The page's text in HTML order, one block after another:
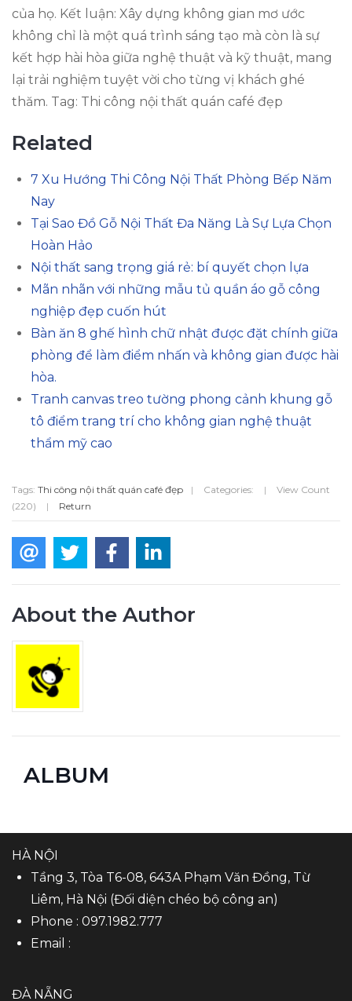
của họ. Kết luận: Xây dựng không gian mơ ước
không chỉ là một quá trình sáng tạo mà còn là sự
kết hợp hài hòa giữa nghệ thuật và kỹ thuật, mang
lại trải nghiệm tuyệt vời cho từng vị khách ghé
thăm. Tag: Thi công nội thất quán café đẹp
Related
7 Xu Hướng Thi Công Nội Thất Phòng Bếp Năm
Nay
Tại Sao Đồ Gỗ Nội Thất Đa Năng Là Sự Lựa Chọn
Hoàn Hảo
Nội thất sang trọng giá rẻ: bí quyết chọn lựa
Mãn nhãn với những mẫu tủ quần áo gỗ công
nghiệp đẹp cuốn hút
Bàn ăn 8 ghế hình chữ nhật được đặt chính giữa
phòng để làm điểm nhấn và không gian được hài
hòa.
Tranh canvas treo tường phong cảnh khung gỗ
tô điểm trang trí cho không gian nghệ thuật
thẩm mỹ cao
Tags: Thi công nội thất quán café đẹp | Categories: |
View Count
(220)
| Return
About the Author
ALBUM
HÀ NỘI
Tầng 3, Tòa T6-08, 643A Phạm Văn Đồng, Từ
Liêm, Hà Nội (Đối diện chéo bộ công an)
Phone : 097.1982.777
Email :
ĐÀ NẴNG